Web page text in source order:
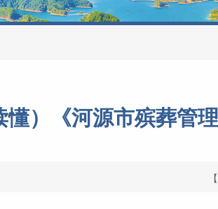
懂）《河源市殡葬管